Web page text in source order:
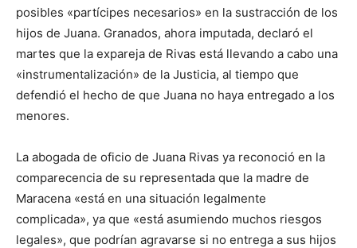
posibles «partícipes necesarios» en la sustracción de los
hijos de Juana. Granados, ahora imputada, declaró el
martes que la expareja de Rivas está llevando a cabo una
«instrumentalización» de la Justicia, al tiempo que
defendió el hecho de que Juana no haya entregado a los
menores.
La abogada de oficio de Juana Rivas ya reconoció en la
comparecencia de su representada que la madre de
Maracena «está en una situación legalmente
complicada», ya que «está asumiendo muchos riesgos
legales», que podrían agravarse si no entrega a sus hijos